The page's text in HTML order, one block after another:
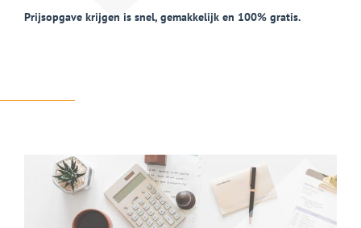
Prijsopgave krijgen is snel, gemakkelijk en 100% gratis.